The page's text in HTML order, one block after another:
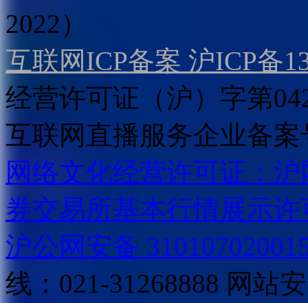
2022）
互联网ICP备案 沪ICP备
经营许可证（沪）字第
互联网直播服务企业备案
网络文化经营许可证：
券交易所基本行情展示许
沪公网安备
线：021-31268888 网站